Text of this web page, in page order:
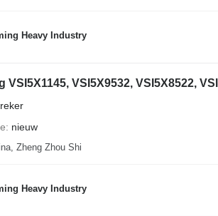
Heavy Industry
VSI5X1145, VSI5X9532, VSI5X8522,
nieuw
Zheng Zhou Shi
Heavy Industry